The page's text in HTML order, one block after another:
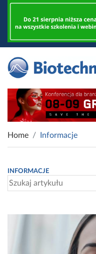
Home Informacje
INFORMACJE